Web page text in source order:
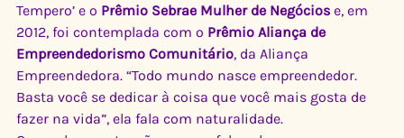
Tempero’ e o Prêmio Sebrae Mulher de Negócios e, em
2012, foi contemplada com o Prêmio Aliança de
Empreendedorismo Comunitário, da Aliança
Empreendedora. “Todo mundo nasce empreendedor.
Basta você se dedicar à coisa que você mais gosta de
fazer na vida”, ela fala com naturalidade.